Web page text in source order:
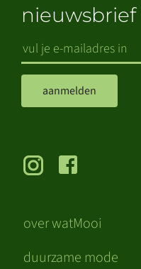
over watMooi
duurzame mode
nieuwsbrief
aanmelden